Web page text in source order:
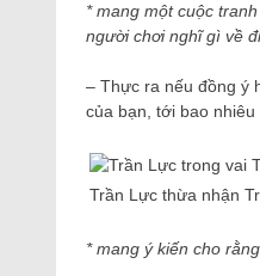
* mang một cuộc
người chơi nghĩ gì về
– Thực ra nếu đồng ý
của bạn, tới bao
Trần Lực thừa nhận
* mang ý kiến cho